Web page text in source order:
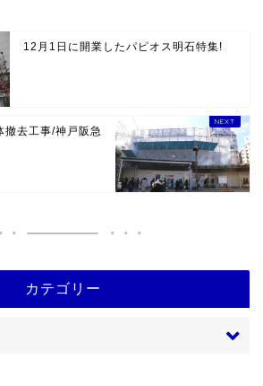
12月1日に開業したパピオス明石特集!
撤去工事/神戸阪急
カテゴリー